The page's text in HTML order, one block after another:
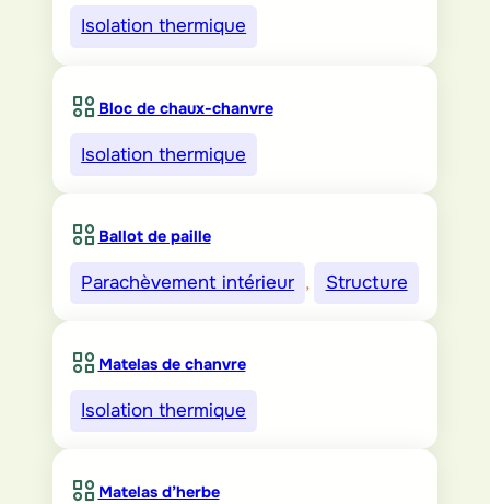
Isolation thermique
Bloc de chaux-chanvre
Isolation thermique
Ballot de paille
Parachèvement intérieur , Structure
Matelas de chanvre
Isolation thermique
Matelas d’herbe